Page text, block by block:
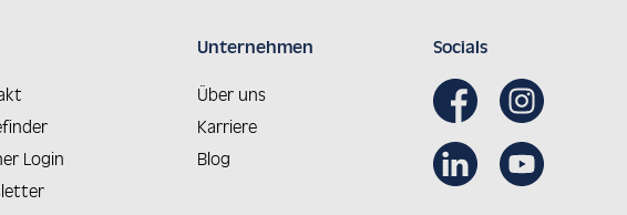
Login
Unternehmen
Über uns
Karriere
Blog
Socials